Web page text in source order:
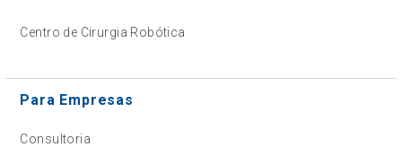
Centro de Cirurgia Robótica
Para Empresas
Consultoria